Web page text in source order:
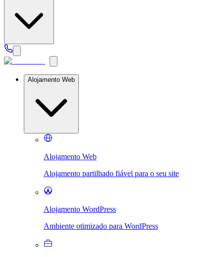
Alojamento Web
Alojamento Web
Alojamento partilhado fiável para o seu site
Alojamento WordPress
Ambiente otimizado para WordPress